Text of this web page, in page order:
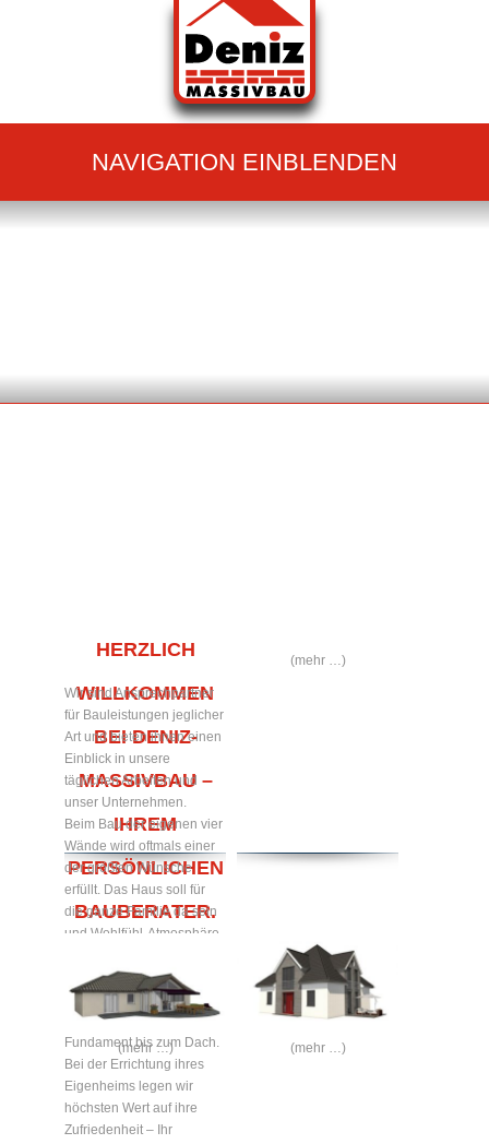
NAVIGATION EINBLENDEN
HERZLICH
WILLKOMMEN
BEI DENIZ-
MASSIVBAU –
IHREM
PERSÖNLICHEN
BAUBERATER.
Wir sind Ansprechpartner
für Bauleistungen jeglicher
Art und bieten ihnen einen
Einblick in unsere
täglichen Arbeiten und
unser Unternehmen.
Beim Bau der eigenen vier
Wände wird oftmals einer
der größten Wünsche
erfüllt. Das Haus soll für
die ganze Familie da sein
und Wohlfühl-Atmosphäre
Gerne bauen wir Ihr
Traumhaus nach ihren
Wünschen – vom
Fundament bis zum Dach.
Bei der Errichtung ihres
Eigenheims legen wir
höchsten Wert auf ihre
Zufriedenheit – Ihr
(mehr …)
(mehr …) (mehr …)